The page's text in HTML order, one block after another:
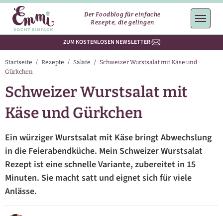
Der Foodblog für einfache
Rezepte, die gelingen
ZUM KOSTENLOSEN NEWSLETTER
Startseite / Rezepte / Salate / Schweizer Wurstsalat mit Käse und
Gürkchen
Schweizer Wurstsalat mit
Käse und Gürkchen
Ein würziger Wurstsalat mit Käse bringt Abwechslung
in die Feierabendküche. Mein Schweizer Wurstsalat
Rezept ist eine schnelle Variante, zubereitet in 15
Minuten. Sie macht satt und eignet sich für viele
Anlässe.